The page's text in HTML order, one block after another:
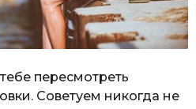
пересмотреть
Советуем никогда не